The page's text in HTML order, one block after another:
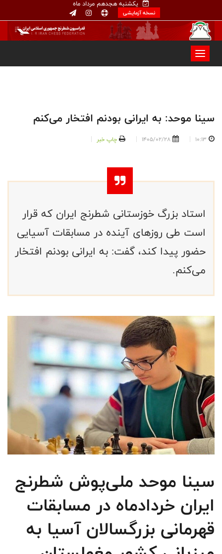
یکشنبه هجدهم مرداد ماه
نسخه آزمایشی
سینا موحد: به ایرانی بودنم افتخار می‌کنم
10:13
1405/02/28 چاپ خبر
استاد بزرگ خوزستانی شطرنج ایران که قرار
است طی روزهای آینده در مسابقات آسیایی
حضور پیدا کند، گفت: به ایرانی بودنم افتخار
می‌کنم.
سینا موحد ملی‌پوش شطرنج
ایران خردادماه در مسابقات
قهرمانی بزرگسالان آسیا به